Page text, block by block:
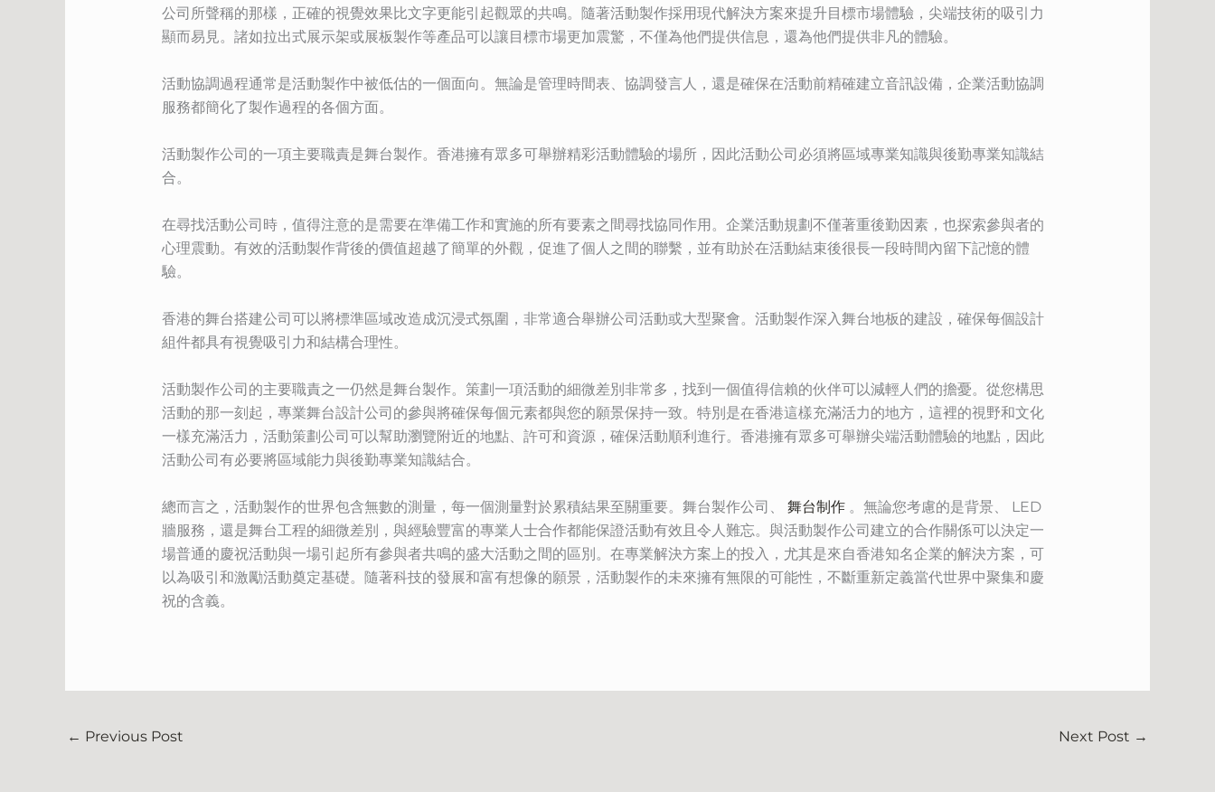
公司所聲稱的那樣，正確的視覺效果比文字更能引起觀眾的共鳴。隨著活動製作採用現代解決方案來提升目標市場體驗，尖端技術的吸引力
顯而易見。諸如拉出式展示架或展板製作等產品可以讓目標市場更加震驚，不僅為他們提供信息，還為他們提供非凡的體驗。
活動協調過程通常是活動製作中被低估的一個面向。無論是管理時間表、協調發言人，還是確保在活動前精確建立音訊設備，企業活動協調
服務都簡化了製作過程的各個方面。
活動製作公司的一項主要職責是舞台製作。香港擁有眾多可舉辦精彩活動體驗的場所，因此活動公司必須將區域專業知識與後勤專業知識結
合。
在尋找活動公司時，值得注意的是需要在準備工作和實施的所有要素之間尋找協同作用。企業活動規劃不僅著重後勤因素，也探索參與者的
心理震動。有效的活動製作背後的價值超越了簡單的外觀，促進了個人之間的聯繫，並有助於在活動結束後很長一段時間內留下記憶的體
驗。
香港的舞台搭建公司可以將標準區域改造成沉浸式氛圍，非常適合舉辦公司活動或大型聚會。活動製作深入舞台地板的建設，確保每個設計
組件都具有視覺吸引力和結構合理性。
活動製作公司的主要職責之一仍然是舞台製作。策劃一項活動的細微差別非常多，找到一個值得信賴的伙伴可以減輕人們的擔憂。從您構思
活動的那一刻起，專業舞台設計公司的參與將確保每個元素都與您的願景保持一致。特別是在香港這樣充滿活力的地方，這裡的視野和文化
一樣充滿活力，活動策劃公司可以幫助瀏覽附近的地點、許可和資源，確保活動順利進行。香港擁有眾多可舉辦尖端活動體驗的地點，因此
活動公司有必要將區域能力與後勤專業知識結合。
總而言之，活動製作的世界包含無數的測量，每一個測量對於累積結果至關重要。舞台製作公司、 舞台制作。無論您考慮的是背景、 LED
牆服務，還是舞台工程的細微差別，與經驗豐富的專業人士合作都能保證活動有效且令人難忘。與活動製作公司建立的合作關係可以決定一
場普通的慶祝活動與一場引起所有參與者共鳴的盛大活動之間的區別。在專業解決方案上的投入，尤其是來自香港知名企業的解決方案，可
以為吸引和激勵活動奠定基礎。隨著科技的發展和富有想像的願景，活動製作的未來擁有無限的可能性，不斷重新定義當代世界中聚集和慶
祝的含義。
← Previous Post Next Post →